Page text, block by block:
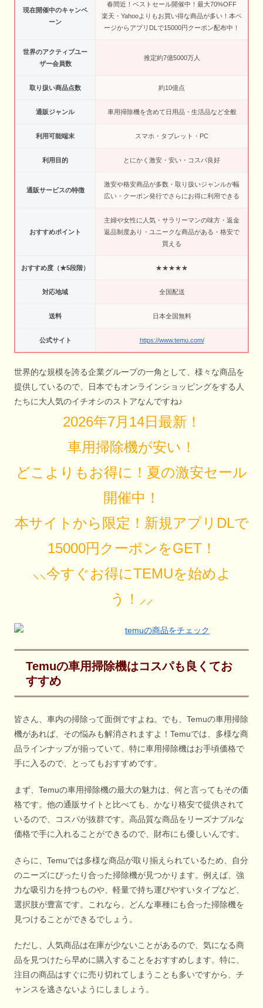
現在開催中のキャンペ
ーン
春間近！ベストセール開催中！最大70%OFF
楽天・Yahooよりもお買い得な商品が多い！本ペ
ージからアプリDLで15000円クーポン配布中！
世界のアクティブユー
ザー会員数
推定約7億5000万人
取り扱い商品点数 約10億点
通販ジャンル 車用掃除機を含めて日用品・生活品など全般
利用可能端末 スマホ・タブレット・PC
利用目的 とにかく激安・安い・コスパ良好
通販サービスの特徴
激安や格安商品が多数・取り扱いジャンルが幅
広い・クーポン発行でさらにお得に利用できる
おすすめポイント
主婦や女性に人気・サラリーマンの味方・返金
返品制度あり・ユニークな商品がある・格安で
買える
おすすめ度（★5段階） ★★★★★
対応地域 全国配送
送料 日本全国無料
公式サイト https://www.temu.com/
世界的な規模を誇る企業グループの一角として、様々な商品を
提供しているので、日本でもオンラインショッピングをする人
たちに大人気のイチオシのストアなんですね♪
2026年7月14日最新！
車用掃除機が安い！
どこよりもお得に！夏の激安セール
開催中！
本サイトから限定！新規アプリDLで
15000円クーポンをGET！
⸜⸜今すぐお得にTEMUを始めよ
う！⸝⸝
Temuの車用掃除機はコスパも良くてお
すすめ
皆さん、車内の掃除って面倒ですよね。でも、Temuの車用掃除
機があれば、その悩みも解消されますよ！Temuでは、多様な商
品ラインナップが揃っていて、特に車用掃除機はお手頃価格で
手に入るので、とってもおすすめです。
まず、Temuの車用掃除機の最大の魅力は、何と言ってもその価
格です。他の通販サイトと比べても、かなり格安で提供されて
いるので、コスパが抜群です。高品質な商品をリーズナブルな
価格で手に入れることができるので、財布にも優しいんです。
さらに、Temuでは多様な商品が取り揃えられているため、自分
のニーズにぴったり合った掃除機が見つかります。例えば、強
力な吸引力を持つものや、軽量で持ち運びやすいタイプなど、
選択肢が豊富です。これなら、どんな車種にも合った掃除機を
見つけることができるでしょう。
ただし、人気商品は在庫が少ないことがあるので、気になる商
品を見つけたら早めに購入することをおすすめします。特に、
注目の商品はすぐに売り切れてしまうことも多いですから、チ
ャンスを逃さないようにしましょう。